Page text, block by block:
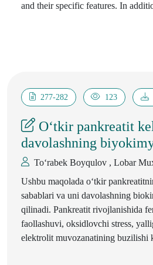
and their specific features. In
communication in medicine are
277-282 123
O‘tkir pankreatit
davolashning
To‘rabek Boyqulov , Lobar
Ushbu maqolada o‘tkir
sabablari va uni davolashning
qilinadi. Pankreatit rivojlanishida
faollashuvi, oksidlovchi stress,
elektrolit muvozanatining buzilishi